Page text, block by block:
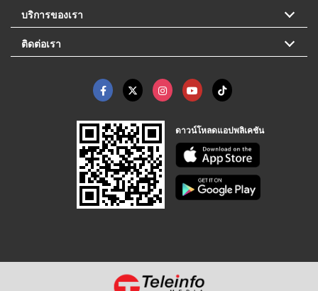
บริการของเรา
ติดต่อเรา
ดาวน์โหลดแอปพลิเคชัน